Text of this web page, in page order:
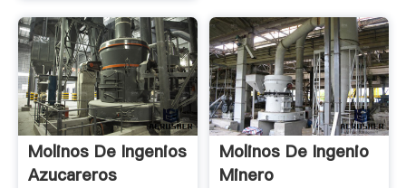
Molinos De Ingenios
Azucareros
Molinos De Ingenio
Minero